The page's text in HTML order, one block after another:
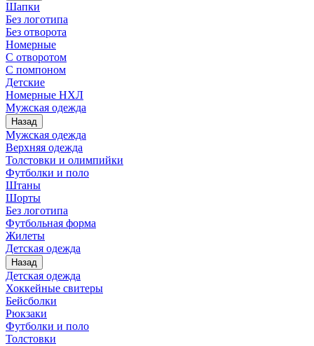
Шапки
Без логотипа
Без отворота
Номерные
С отворотом
С помпоном
Детские
Номерные НХЛ
Мужская одежда
Назад
Мужская одежда
Верхняя одежда
Толстовки и олимпийки
Футболки и поло
Штаны
Шорты
Без логотипа
Футбольная форма
Жилеты
Детская одежда
Назад
Детская одежда
Хоккейные свитеры
Бейсболки
Рюкзаки
Футболки и поло
Толстовки